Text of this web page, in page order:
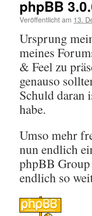
phpBB
Veröffentlicht am 13.
Ursprung
meines
& Feel zu
genauso
Schuld daran
habe.
Umso mehr
nun endlich
phpBB Group
endlich so